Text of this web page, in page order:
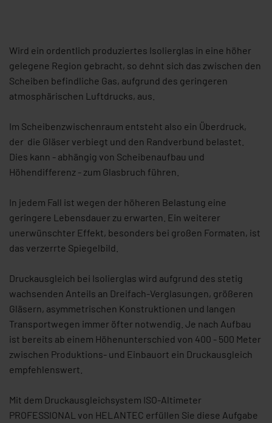
Wird ein ordentlich produziertes Isolierglas in eine höher
gelegene Region gebracht, so dehnt sich das zwischen den
Scheiben befindliche Gas, aufgrund des geringeren
atmosphärischen Luftdrucks, aus.
Im Scheibenzwischenraum entsteht also ein Überdruck,
der die Gläser verbiegt und den Randverbund belastet.
Dies kann - abhängig von Scheibenaufbau und
Höhendifferenz - zum Glasbruch führen.
In jedem Fall ist wegen der höheren Belastung eine
geringere Lebensdauer zu erwarten. Ein weiterer
unerwünschter Effekt, besonders bei großen Formaten, ist
das verzerrte Spiegelbild.
Druckausgleich bei Isolierglas wird aufgrund des stetig
wachsenden Anteils an Dreifach-Verglasungen, größeren
Gläsern, asymmetrischen Konstruktionen und langen
Transportwegen immer öfter notwendig. Je nach Aufbau
ist bereits ab einem Höhenunterschied von 400 - 500 Meter
zwischen Produktions- und Einbauort ein Druckausgleich
empfehlenswert.
Mit dem Druckausgleichsystem ISO-Altimeter
PROFESSIONAL von HELANTEC erfüllen Sie diese Aufgabe